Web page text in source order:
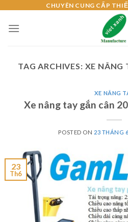
content
CHUYÊN CUNG CẤP
TAG ARCHIVES: XE NÂNG
XE NÂNG
Xe nâng tay gắn cân
POSTED ON 23 THÁNG
23
Th6